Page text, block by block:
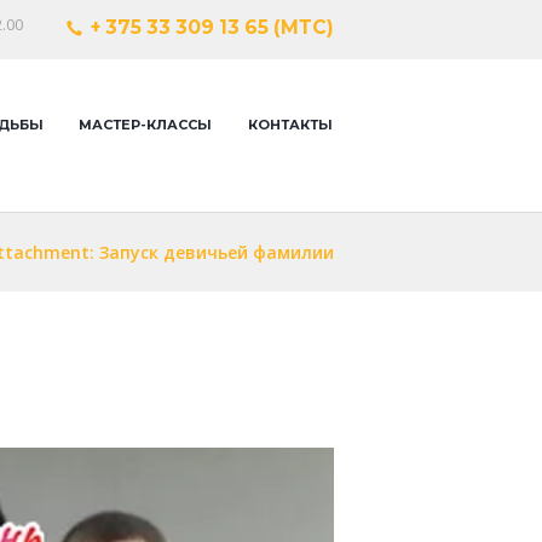
+ 375 33 309 13 65 (МТС)
МАСТЕР-КЛАССЫ КОНТАКТЫ
Запуск девичьей фамилии